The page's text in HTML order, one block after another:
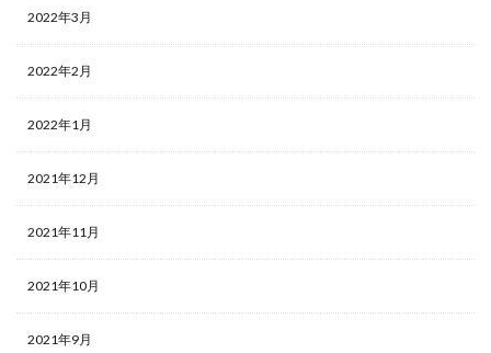
2022年3月
2022年2月
2022年1月
2021年12月
2021年11月
2021年10月
2021年9月